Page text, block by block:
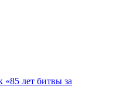
лет битвы за